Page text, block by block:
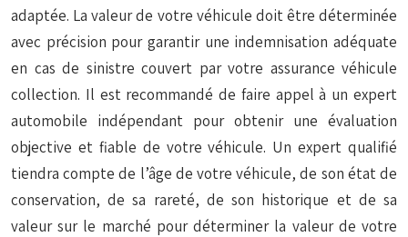
adaptée. La valeur de votre véhicule doit être déterminée
avec précision pour garantir une indemnisation adéquate
en cas de sinistre couvert par votre assurance véhicule
collection. Il est recommandé de faire appel à un expert
automobile indépendant pour obtenir une évaluation
objective et fiable de votre véhicule. Un expert qualifié
tiendra compte de l’âge de votre véhicule, de son état de
conservation, de sa rareté, de son historique et de sa
valeur sur le marché pour déterminer la valeur de votre